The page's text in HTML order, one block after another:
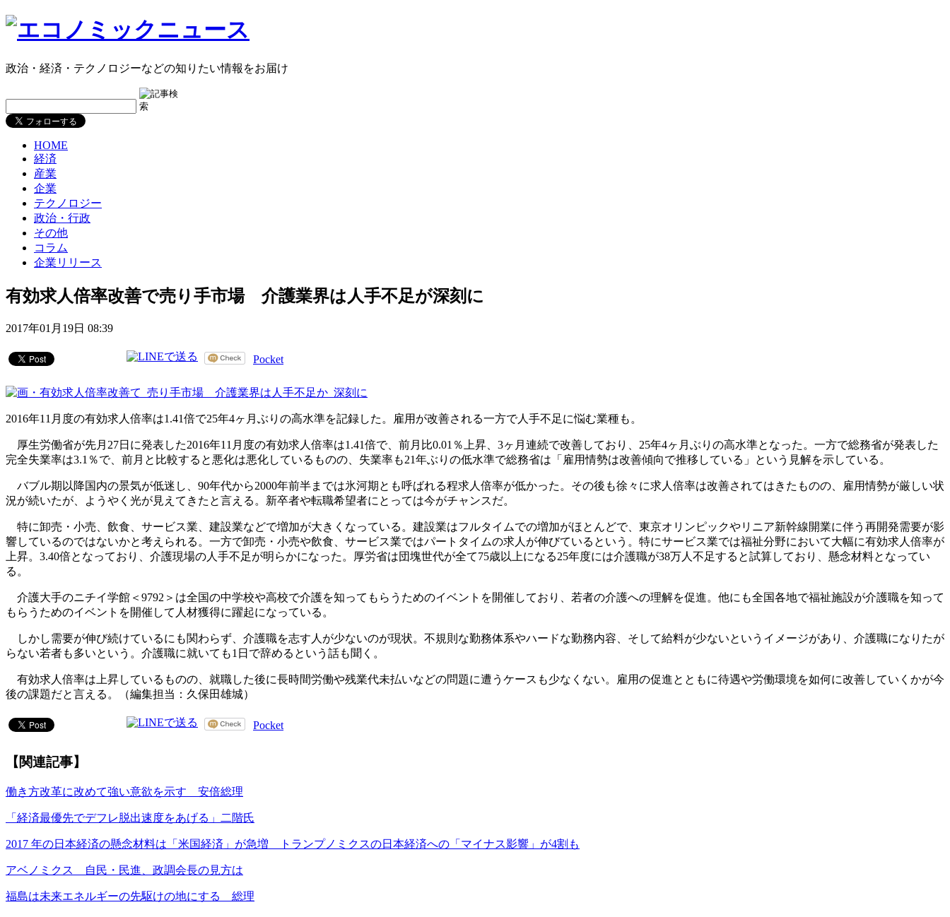
政治・経済・テクノロジーなどの知りたい情報をお届け
HOME
経済
産業
企業
テクノロジー
政治・行政
その他
コラム
企業リリース
有効求人倍率改善で売り手市場 介護業界は人手不足が深刻に
2017年01月19日 08:39
Pocket
2016年11月度の有効求人倍率は1.41倍で25年4ヶ月ぶりの高水準を記録した。雇用が改善される一方で人手不足に悩む業種も。
厚生労働省が先月27日に発表した2016年11月度の有効求人倍率は1.41倍で、前月比0.01％上昇、3ヶ月連続で改善しており、25年4ヶ月ぶりの高水準となった。一方で総務省が発表した
完全失業率は3.1％で、前月と比較すると悪化は悪化しているものの、失業率も21年ぶりの低水準で総務省は「雇用情勢は改善傾向で推移している」という見解を示している。
バブル期以降国内の景気が低迷し、90年代から2000年前半までは氷河期とも呼ばれる程求人倍率が低かった。その後も徐々に求人倍率は改善されてはきたものの、雇用情勢が厳しい状
況が続いたが、ようやく光が見えてきたと言える。新卒者や転職希望者にとっては今がチャンスだ。
特に卸売・小売、飲食、サービス業、建設業などで増加が大きくなっている。建設業はフルタイムでの増加がほとんどで、東京オリンピックやリニア新幹線開業に伴う再開発需要が影
響しているのではないかと考えられる。一方で卸売・小売や飲食、サービス業ではパートタイムの求人が伸びているという。特にサービス業では福祉分野において大幅に有効求人倍率が
上昇。3.40倍となっており、介護現場の人手不足が明らかになった。厚労省は団塊世代が全て75歳以上になる25年度には介護職が38万人不足すると試算しており、懸念材料となってい
る。
介護大手のニチイ学館＜9792＞は全国の中学校や高校で介護を知ってもらうためのイベントを開催しており、若者の介護への理解を促進。他にも全国各地で福祉施設が介護職を知って
もらうためのイベントを開催して人材獲得に躍起になっている。
しかし需要が伸び続けているにも関わらず、介護職を志す人が少ないのが現状。不規則な勤務体系やハードな勤務内容、そして給料が少ないというイメージがあり、介護職になりたが
らない若者も多いという。介護職に就いても1日で辞めるという話も聞く。
有効求人倍率は上昇しているものの、就職した後に長時間労働や残業代未払いなどの問題に遭うケースも少なくない。雇用の促進とともに待遇や労働環境を如何に改善していくかが今
後の課題だと言える。（編集担当：久保田雄城）
Pocket
【関連記事】
働き方改革に改めて強い意欲を示す 安倍総理
「経済最優先でデフレ脱出速度をあげる」二階氏
2017 年の日本経済の懸念材料は「米国経済」が急増 トランプノミクスの日本経済への「マイナス影響」が4割も
アベノミクス 自民・民進、政調会長の見方は
福島は未来エネルギーの先駆けの地にする 総理